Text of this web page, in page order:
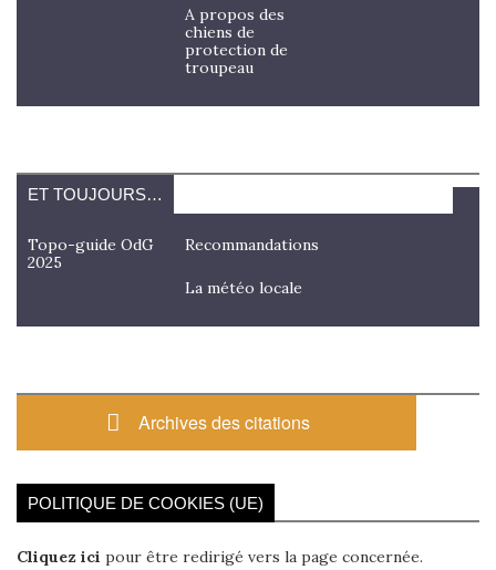
A propos des
chiens de
protection de
troupeau
ET TOUJOURS…
Topo-guide OdG
2025
Recommandations
La météo locale
Archives des citations
POLITIQUE DE COOKIES (UE)
Cliquez ici pour être redirigé vers la page concernée.